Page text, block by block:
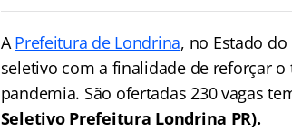
APrefeitura de Londrina, no Estado
seletivo com a finalidade de reforçar
pandemia. São ofertadas 230 vagas
Seletivo Prefeitura Londrina PR).